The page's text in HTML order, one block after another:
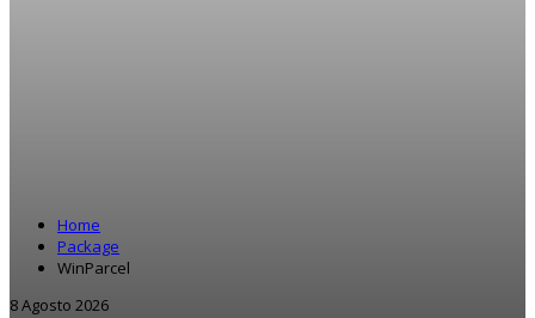
Home
Package
WinParcel
8 Agosto 2026